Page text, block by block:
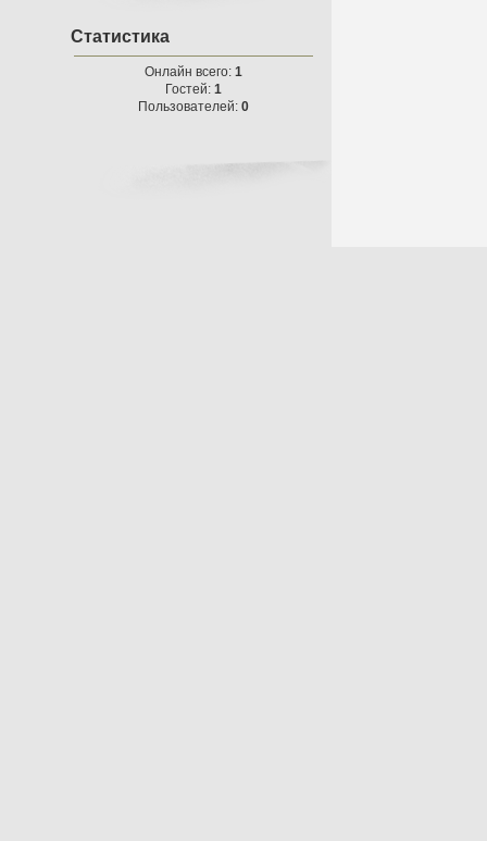
Статистика
Онлайн всего: 1
Гостей: 1
Пользователей: 0